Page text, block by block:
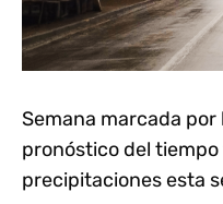
Semana marcada por
pronóstico del
precipitaciones esta